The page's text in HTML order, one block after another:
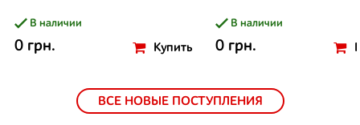
В наличии
0 грн. Купить
В наличии
0 грн.
ВСЕ НОВЫЕ ПОСТУПЛЕНИЯ